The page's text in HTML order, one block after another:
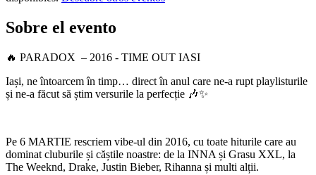
Sobre el evento
🔥 PARADOX – 2016 - TIME OUT IASI
Iași, ne întoarcem în timp… direct în anul care ne-a rupt playlisturile
și ne-a făcut să știm versurile la perfecție 🎶✨
Pe 6 MARTIE rescriem vibe-ul din 2016, cu toate hiturile care au
dominat cluburile și căștile noastre: de la INNA și Grasu XXL, la
The Weeknd, Drake, Justin Bieber, Rihanna și multi alții.